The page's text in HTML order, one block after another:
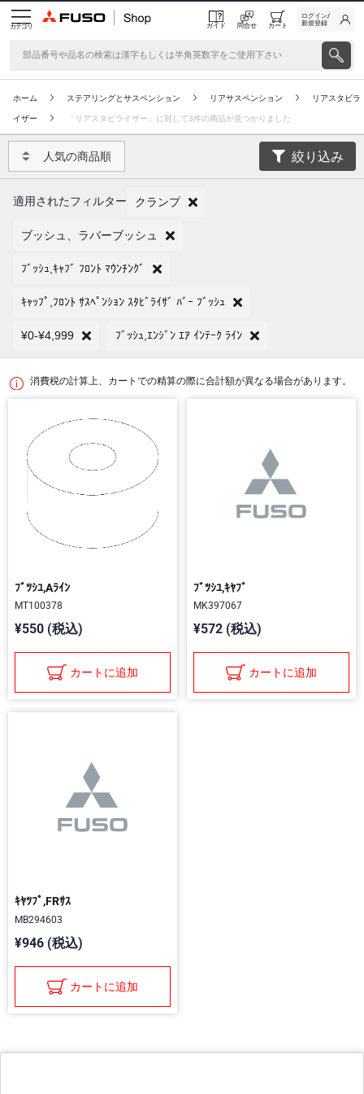
カテゴリ ガイド 問合せ カート
ログイン/
新規登録
ホーム ステアリングとサスペンション リアサスペンション リアスタビラ
イザー 「リアスタビライザー」に対して3件の商品が見つかりました
人気の商品順 絞り込み
適用されたフィルター クランプ
ブッシュ、ラバーブッシュ
ﾌﾞｯｼｭ,ｷｬﾌﾞ ﾌﾛﾝﾄ ﾏｳﾝﾁﾝｸﾞ
ｷｬｯﾌﾟ,ﾌﾛﾝﾄ ｻｽﾍﾟﾝｼｮﾝ ｽﾀﾋﾞﾗｲｻﾞ ﾊﾞｰ ﾌﾞｯｼｭ
¥0-¥4,999 ﾌﾞｯｼｭ,ｴﾝｼﾞﾝ ｴｱ ｲﾝﾃｰｸ ﾗｲﾝ
消費税の計算上、カートでの精算の際に合計額が異なる場合があります。
ﾌﾞﾂｼﾕ,Aﾗｲﾝ
MT100378
¥550 (税込)
カートに追加
ﾌﾞﾂｼﾕ,ｷﾔﾌﾞ
MK397067
¥572 (税込)
カートに追加
ｷﾔﾂﾌﾟ,FRｻｽ
MB294603
¥946 (税込)
カートに追加